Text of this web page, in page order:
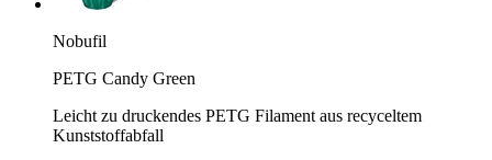
Nobufil
PETG Candy Green
Leicht zu druckendes PETG Filament aus recyceltem
Kunststoffabfall